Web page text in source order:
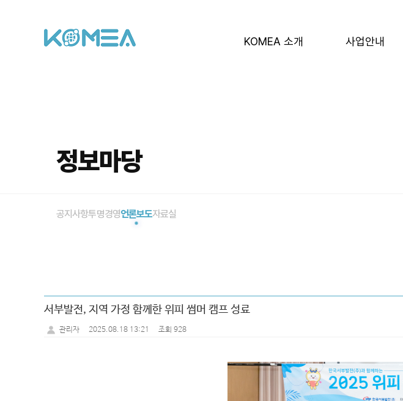
KOMEA 소개 사업안내
정보마당
공지사항투명경영언론보도자료실
서부발전, 지역 가정 함께한 위피 썸머 캠프 성료
관리자 2025.08.18 13:21 조회 928